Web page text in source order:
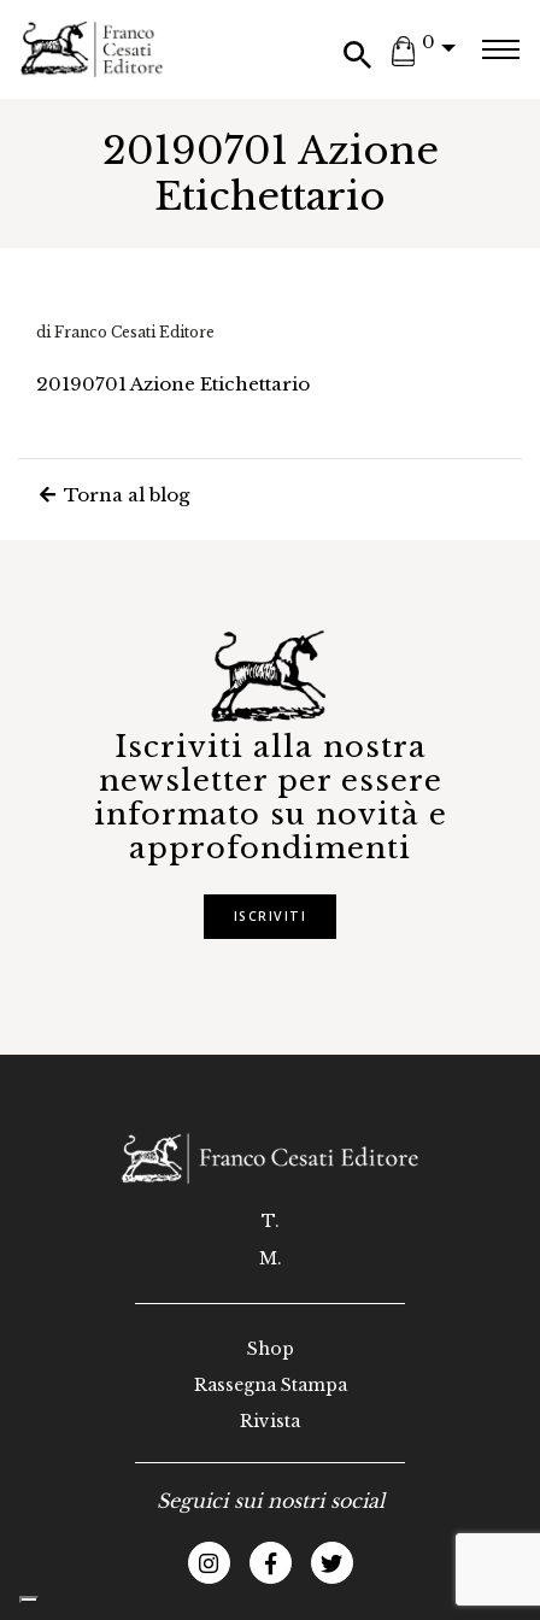
0
20190701 Azione
Etichettario
di Franco Cesati Editore
20190701 Azione Etichettario
Torna al blog
Iscriviti alla nostra
newsletter per essere
informato su novità e
approfondimenti
ISCRIVITI
T.
M.
Shop
Rassegna Stampa
Rivista
Seguici sui nostri social